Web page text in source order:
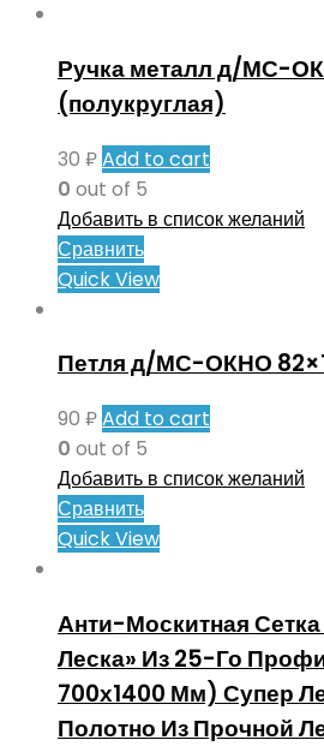
Ручка металл д/МС-
(полукруглая)
30 ₽Add to cart
0 out of 5
Добавить в список желаний
Сравнить
Quick View
Петля д/МС-ОКНО
90 ₽Add to cart
0 out of 5
Добавить в список желаний
Сравнить
Quick View
Анти-Москитная
Леска» Из 25-Го
700х1400 Мм) Супер
Полотно Из Прочной